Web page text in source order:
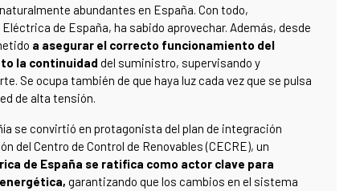
abundantes en España. Con todo,
de España, ha sabido aprovechar. Además, desde
a asegurar el correcto funcionamiento del
la continuidad del suministro, supervisando y
Se ocupa también de que haya luz cada vez que se pulsa
de alta tensión.
se convirtió en protagonista del plan de integración
del Centro de Control de Renovables (CECRE), un
de España se ratifica como actor clave para
energética, garantizando que los cambios en el sistema